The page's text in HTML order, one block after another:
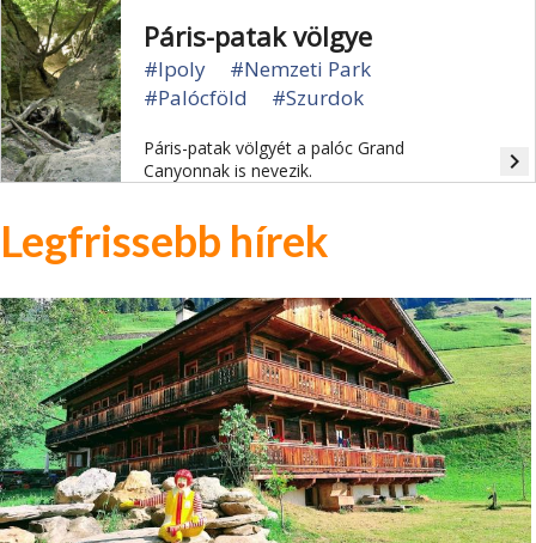
Páris-patak völgye
#Ipoly
#Nemzeti Park
#Palócföld
#Szurdok
Páris-patak völgyét a palóc Grand
Canyonnak is nevezik.
navigate_next
Legfrissebb hírek